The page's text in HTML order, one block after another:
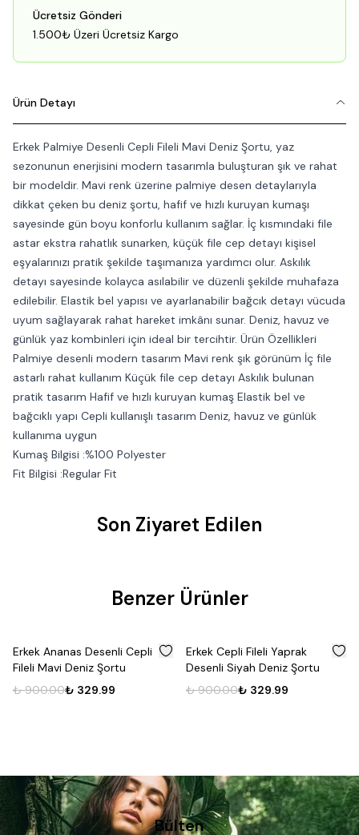
Ücretsiz Gönderi
1.500₺ Üzeri Ücretsiz Kargo
Ürün Detayı
Erkek Palmiye Desenli Cepli Fileli Mavi Deniz Şortu, yaz
sezonunun enerjisini modern tasarımla buluşturan şık ve rahat
bir modeldir. Mavi renk üzerine palmiye desen detaylarıyla
dikkat çeken bu deniz şortu, hafif ve hızlı kuruyan kumaşı
sayesinde gün boyu konforlu kullanım sağlar. İç kısmındaki file
astar ekstra rahatlık sunarken, küçük file cep detayı kişisel
eşyalarınızı pratik şekilde taşımanıza yardımcı olur. Askılık
detayı sayesinde kolayca asılabilir ve düzenli şekilde muhafaza
edilebilir. Elastik bel yapısı ve ayarlanabilir bağcık detayı vücuda
uyum sağlayarak rahat hareket imkânı sunar. Deniz, havuz ve
günlük yaz kombinleri için ideal bir tercihtir. Ürün Özellikleri
Palmiye desenli modern tasarım Mavi renk şık görünüm İç file
astarlı rahat kullanım Küçük file cep detayı Askılık bulunan
pratik tasarım Hafif ve hızlı kuruyan kumaş Elastik bel ve
bağcıklı yapı Cepli kullanışlı tasarım Deniz, havuz ve günlük
kullanıma uygun
Kumaş Bilgisi :%100 Polyester
Fit Bilgisi :Regular Fit
Son Ziyaret Edilen
Benzer Ürünler
63
Erkek Ananas Desenli Cepli
Fileli Mavi Deniz Şortu
₺ 900.00₺ 329.99
63
Erkek Cepli Fileli Yaprak
Desenli Siyah Deniz Şortu
₺ 900.00₺ 329.99
Bülten